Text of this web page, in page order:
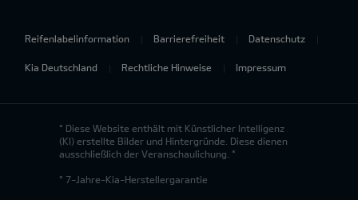
Reifenlabelinformation Barrierefreiheit Datenschutz
Kia Deutschland Rechtliche Hinweise Impressum
* Diese Website enthält mit Künstlicher Intelligenz
(KI) erstellte Bilder und Hintergründe. Diese dienen
ausschließlich der Veranschaulichung. *
* 7-Jahre-Kia-Herstellergarantie